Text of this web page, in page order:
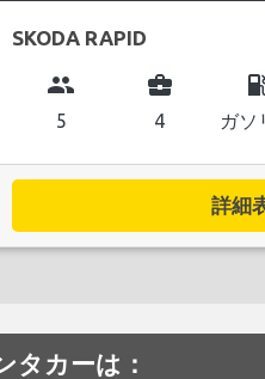
SKODA RAPID
group
5
business_center
4 ガソ
詳細
タカーは：